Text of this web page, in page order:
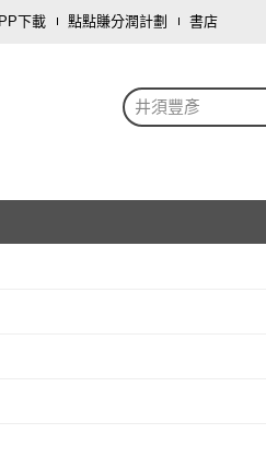
下載 點點賺分潤計劃 書店
井須豐彥